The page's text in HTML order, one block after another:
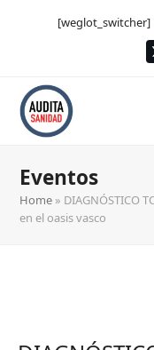
[weglot_switcher]
Eventos
Home » DIAGNÓSTICO
en el oasis vasco